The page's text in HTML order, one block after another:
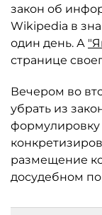
закон об
Wikipedia в
один день. А
странице
Вечером во
убрать из
размещение
досудебном